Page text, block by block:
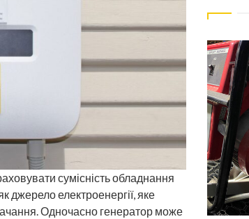
сумісність обладнання
джерело електроенергії, яке
Одночасно генератор може